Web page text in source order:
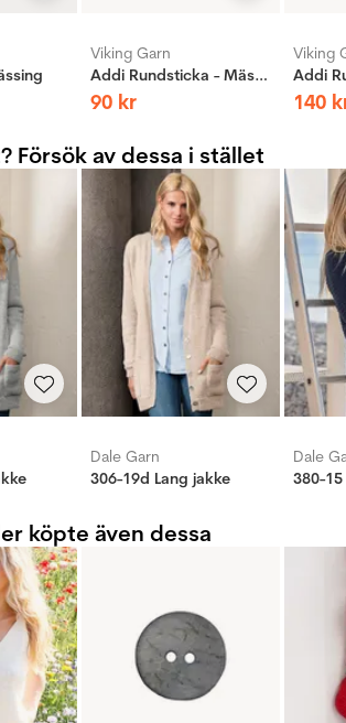
Viking Garn
Addi Rundsticka - Mässing
90 kr
Viking
140
Försök av dessa i stället
Dale Garn
306-19d Lang jakke
Dale
köpte även dessa